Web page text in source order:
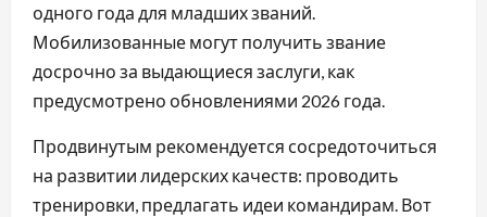
одного года для младших званий.
Мобилизованные могут получить звание
досрочно за выдающиеся заслуги, как
предусмотрено обновлениями 2026 года.
Продвинутым рекомендуется сосредоточиться
на развитии лидерских качеств: проводить
тренировки, предлагать идеи командирам. Вот